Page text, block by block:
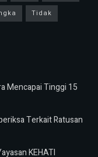
Tidak
Mencapai Tinggi 15
Terkait Ratusan
KEHATI